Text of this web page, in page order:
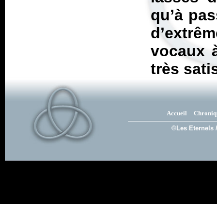
qu’à
vocaux
très
Accueil
©Les Eternels